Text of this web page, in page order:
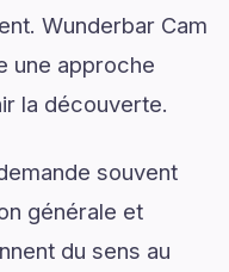
Wunderbar Cam
une approche
la découverte.
souvent
générale et
du sens au